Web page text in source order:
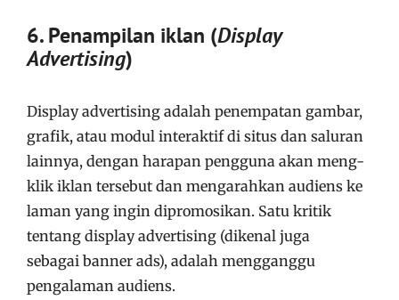
6. Penampilan iklan (Display
Advertising)
Display advertising adalah penempatan gambar,
grafik, atau modul interaktif di situs dan saluran
lainnya, dengan harapan pengguna akan meng-
klik iklan tersebut dan mengarahkan audiens ke
laman yang ingin dipromosikan. Satu kritik
tentang display advertising (dikenal juga
sebagai banner ads), adalah mengganggu
pengalaman audiens.